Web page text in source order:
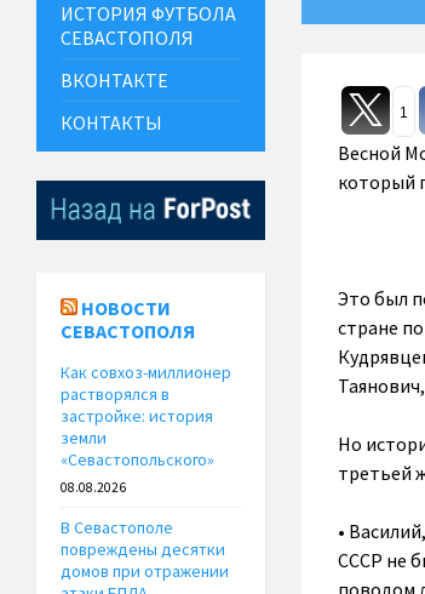
1
Весной
который
Это был
стране
Но
третьей
•
СССР не
поводом
ИСТОРИЯ ФУТБОЛА
СЕВАСТОПОЛЯ
ВКОНТАКТЕ
КОНТАКТЫ
НОВОСТИ
СЕВАСТОПОЛЯ
Как совхоз-миллионер
растворялся в
застройке: история
земли
«Севастопольского»
08.08.2026
В Севастополе
повреждены десятки
домов при отражении